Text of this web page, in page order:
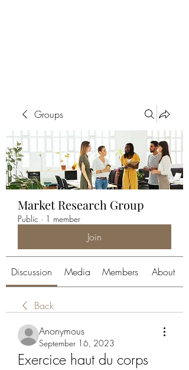
Groups
Market Research Group
Public · 1 member
Join
Discussion Media Members About
Back
Anonymous
September 16, 2023
Exercice haut du corps